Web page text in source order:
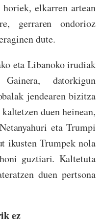
elkarren artean
gerraren ondorioz
dute.
eta Libanoko irudiak
datorkigun
jendearen bizitza
duen heinean,
eta Trumpi
ikusten Trumpek nola
guztiari. Kaltetuta
duen pertsona
ez